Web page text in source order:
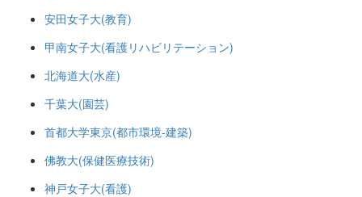
安田女子大(教育)
甲南女子大(看護リハビリテーション)
北海道大(水産)
千葉大(園芸)
首都大学東京(都市環境-建築)
佛教大(保健医療技術)
神戸女子大(看護)